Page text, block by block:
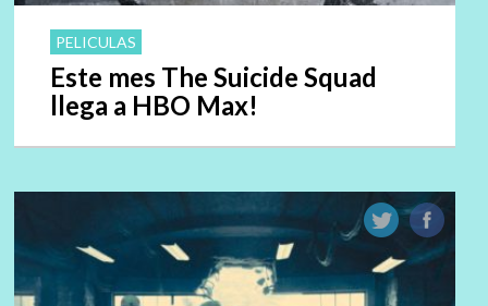
PELICULAS
Este mes The Suicide Squad
llega a HBO Max!